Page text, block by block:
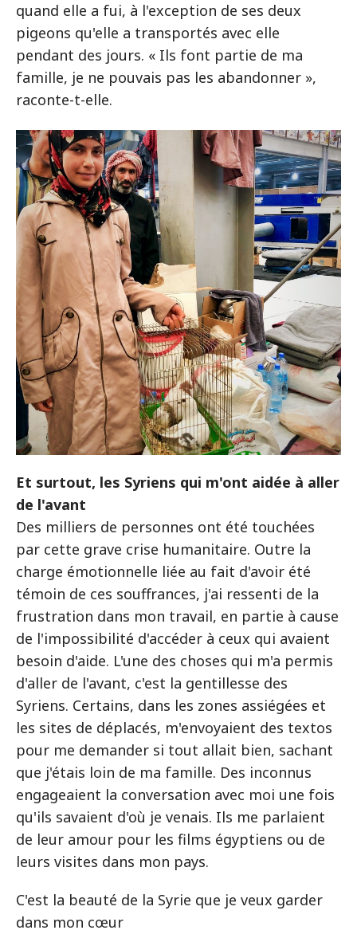
quand elle a fui, à l'exception de ses deux
pigeons qu'elle a transportés avec elle
pendant des jours. « Ils font partie de ma
famille, je ne pouvais pas les abandonner »,
raconte-t-elle.
Et surtout, les Syriens qui m'ont aidée à aller
de l'avant
Des milliers de personnes ont été touchées
par cette grave crise humanitaire. Outre la
charge émotionnelle liée au fait d'avoir été
témoin de ces souffrances, j'ai ressenti de la
frustration dans mon travail, en partie à cause
de l'impossibilité d'accéder à ceux qui avaient
besoin d'aide. L'une des choses qui m'a permis
d'aller de l'avant, c'est la gentillesse des
Syriens. Certains, dans les zones assiégées et
les sites de déplacés, m'envoyaient des textos
pour me demander si tout allait bien, sachant
que j'étais loin de ma famille. Des inconnus
engageaient la conversation avec moi une fois
qu'ils savaient d'où je venais. Ils me parlaient
de leur amour pour les films égyptiens ou de
leurs visites dans mon pays.
C'est la beauté de la Syrie que je veux garder
dans mon cœur